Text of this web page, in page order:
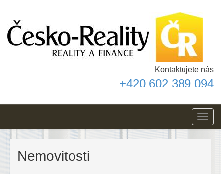
Kontaktujete nás
+420 602 389 094
Nemovitosti